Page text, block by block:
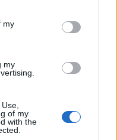
my
my
of my
with the